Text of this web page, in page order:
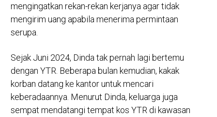
mengingatkan rekan-rekan kerjanya agar tidak
mengirim uang apabila menerima permintaan
serupa.
Sejak Juni 2024, Dinda tak pernah lagi bertemu
dengan YTR. Beberapa bulan kemudian, kakak
korban datang ke kantor untuk mencari
keberadaannya. Menurut Dinda, keluarga juga
sempat mendatangi tempat kos YTR di kawasan